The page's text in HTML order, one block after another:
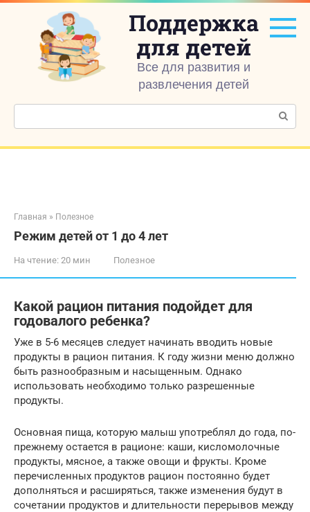
Перейти
контенту
Поддержка
для детей
Все для развития и
развлечения детей
Поиск:
Главная » Полезное
Режим детей от 1 до 4 лет
На чтение: 20 мин Полезное
Какой рацион питания подойдет для
годовалого ребенка?
Уже в 5-6 месяцев следует начинать вводить новые
продукты в рацион питания. К году жизни меню должно
быть разнообразным и насыщенным. Однако
использовать необходимо только разрешенные
продукты.
Основная пища, которую малыш употреблял до года, по-
прежнему остается в рационе: каши, кисломолочные
продукты, мясное, а также овощи и фрукты. Кроме
перечисленных продуктов рацион постоянно будет
дополняться и расширяться, также изменения будут в
сочетании продуктов и длительности перерывов между